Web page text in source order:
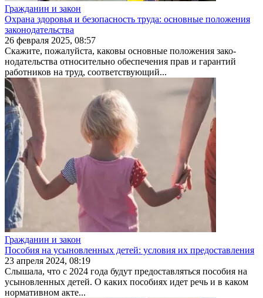
Гражданин и закон
Охрана здоровья и безопасность труда: основные положения
законодательства
26 февраля 2025, 08:57
Скажите, пожалуйста, каковы основные положения зако­
нодательства относительно обеспечения прав и гаран­тий
работников на труд, соответствующий...
Гражданин и закон
Пособия на усыновленных детей: условия их предоставления
23 апреля 2024, 08:19
Слышала, что с 2024 года будут предостав­ляться пособия на
усыновленных детей. О каких посо­биях идет речь и в каком
нормативном акте...